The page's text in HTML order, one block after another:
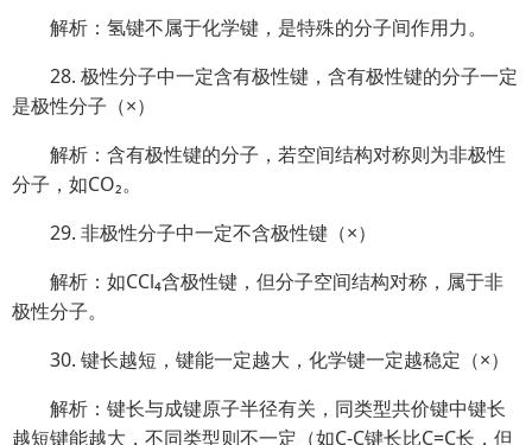
解析：氢键不属于化学键，是特殊的分子间作用力。
28. 极性分子中一定含有极性键，含有极性键的分子一定
是极性分子（×）
解析：含有极性键的分子，若空间结构对称则为非极性
分子，如CO₂。
29. 非极性分子中一定不含极性键（×）
解析：如CCl₄含极性键，但分子空间结构对称，属于非
极性分子。
30. 键长越短，键能一定越大，化学键一定越稳定（×）
解析：键长与成键原子半径有关，同类型共价键中键长
越短键能越大，不同类型则不一定（如C-C键长比C=C长，但